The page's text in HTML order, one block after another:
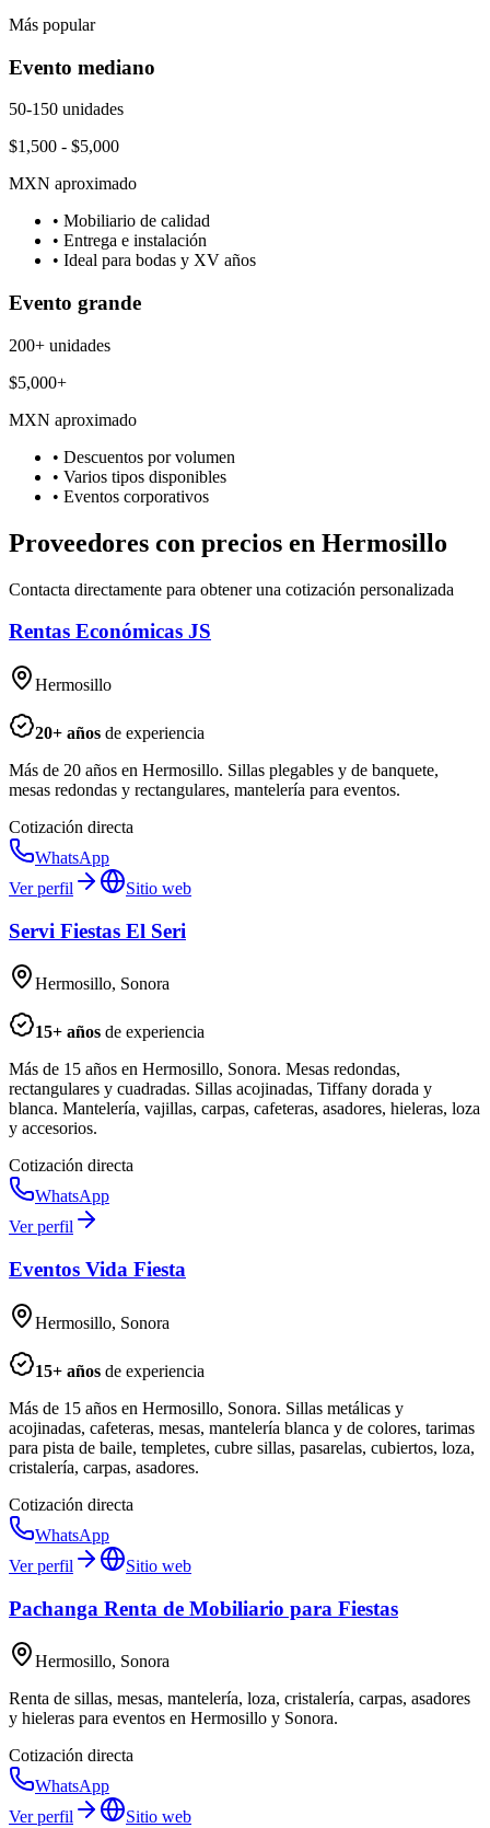
Más popular
Evento mediano
50-150 unidades
$1,500 - $5,000
MXN aproximado
• Mobiliario de calidad
• Entrega e instalación
• Ideal para bodas y XV años
Evento grande
200+ unidades
$5,000+
MXN aproximado
• Descuentos por volumen
• Varios tipos disponibles
• Eventos corporativos
Proveedores con precios en Hermosillo
Contacta directamente para obtener una cotización personalizada
Rentas Económicas JS
Hermosillo
20+ años de experiencia
Más de 20 años en Hermosillo. Sillas plegables y de banquete,
mesas redondas y rectangulares, mantelería para eventos.
Cotización directa
WhatsApp
Ver perfil
Sitio web
Servi Fiestas El Seri
Hermosillo, Sonora
15+ años de experiencia
Más de 15 años en Hermosillo, Sonora. Mesas redondas,
rectangulares y cuadradas. Sillas acojinadas, Tiffany dorada y
blanca. Mantelería, vajillas, carpas, cafeteras, asadores, hieleras, loza
y accesorios.
Cotización directa
WhatsApp
Ver perfil
Eventos Vida Fiesta
Hermosillo, Sonora
15+ años de experiencia
Más de 15 años en Hermosillo, Sonora. Sillas metálicas y
acojinadas, cafeteras, mesas, mantelería blanca y de colores, tarimas
para pista de baile, templetes, cubre sillas, pasarelas, cubiertos, loza,
cristalería, carpas, asadores.
Cotización directa
WhatsApp
Ver perfil
Sitio web
Pachanga Renta de Mobiliario para Fiestas
Hermosillo, Sonora
Renta de sillas, mesas, mantelería, loza, cristalería, carpas, asadores
y hieleras para eventos en Hermosillo y Sonora.
Cotización directa
WhatsApp
Ver perfil
Sitio web